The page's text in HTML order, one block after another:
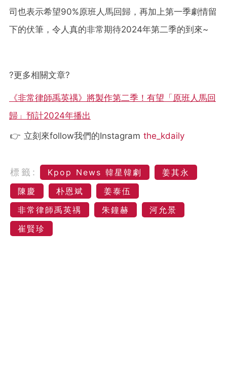
司也表示希望90%原班人馬回歸，再加上第一季劇情留
下的伏筆，令人真的非常期待2024年第二季的到來~
?更多相關文章?
《非常律師禹英禑》將製作第二季！有望「原班人馬回
歸」預計2024年播出
👉 立刻來follow我們的Instagram the_kdaily
標籤: Kpop News 韓星韓劇
姜其永
陳慶
朴恩斌
姜泰伍
非常律師禹英禑
朱鐘赫
河允景
崔賢珍